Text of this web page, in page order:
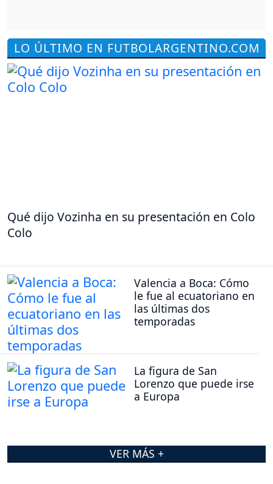
LO ÚLTIMO EN FUTBOLARGENTINO.COM
Qué dijo Vozinha en su presentación en Colo
Colo
Valencia a Boca: Cómo
le fue al ecuatoriano en
las últimas dos
temporadas
La figura de San
Lorenzo que puede irse
a Europa
VER MÁS +